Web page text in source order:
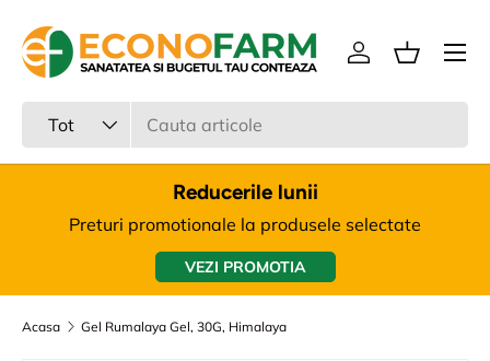
Sari la continut
Tot
Intra in cont
Cos
Meniu
Reducerile lunii
Preturi promotionale la produsele selectate
VEZI PROMOTIA
Acasa Gel Rumalaya Gel, 30G, Himalaya